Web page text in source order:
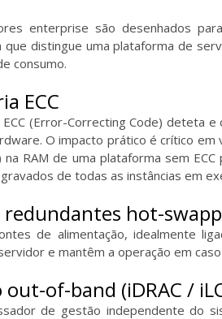
enterprise são desenhados
que distingue uma plataforma de
consumo.
ECC
ECC (Error-Correcting Code) deteta
O impacto prático é crítico
RAM de uma plataforma sem
de todas as instâncias em
redundantes hot-
de alimentação, idealmente
e mantêm a operação em
out-of-band (iDRAC /
de gestão independente do